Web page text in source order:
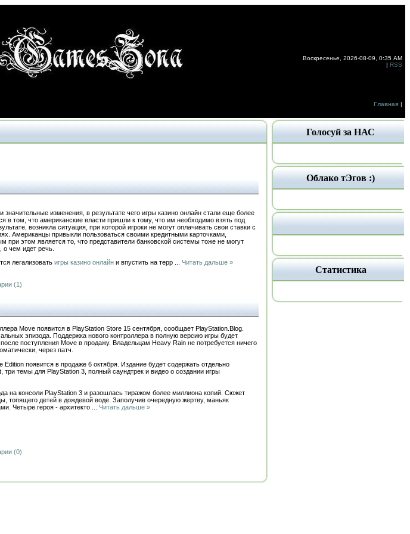
Воскресенье, 2026-08-09, 0:35 AM
| RSS
Главная |
изменения, в результате чего игры казино онлайн стали еще более
в том, что американские власти пришли к тому, что им необходимо взять под
возникла ситуация, при которой игроки не могут оплачивать свои ставки с
Американцы привыкли пользоваться своими кредитными карточками,
этом является то, что представители банковской системы тоже не могут
о чем идет речь.
легализовать игры казино онлайн и впустить на терр Читать дальше »
(1)
Move появится в PlayStation Store 15 сентября, сообщает PlayStation.Blog.
эпизода. Поддержка нового контроллера в полную версию игры будет
поступления Move в продажу. Владельцам Heavy Rain не потребуется ничего
через патч.
появится в продаже 6 октября. Издание будет содержать отдельно
темы для PlayStation 3, полный саундтрек и видео о создании игры
на консоли PlayStation 3 и разошлась тиражом более миллиона копий. Сюжет
топящего детей в дождевой воде. Заполучив очередную жертву, маньяк
Четыре героя - архитекто
Читать дальше »
(0)
Голосуй за НАС
Облако тЭгов :)
Статистика